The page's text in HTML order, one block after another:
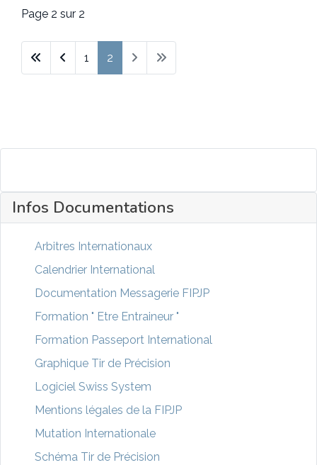
Infos Documentations
Arbitres Internationaux
Calendrier International
Documentation Messagerie FIPJP
Formation " Etre Entraineur "
Formation Passeport International
Graphique Tir de Précision
Logiciel Swiss System
Mentions légales de la FIPJP
Mutation Internationale
Schéma Tir de Précision
Page 2 sur 2
1 2